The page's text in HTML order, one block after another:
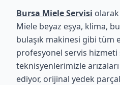
Bursa Miele Servisi
Miele beyaz eşya, klima,
bulaşık makinesi gibi tüm
profesyonel servis
teknisyenlerimizle
ediyor, orijinal yedek